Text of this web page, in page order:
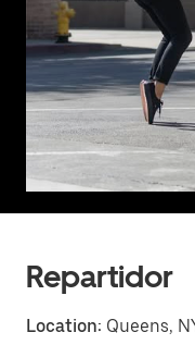
Repartidor
Location: Queens,